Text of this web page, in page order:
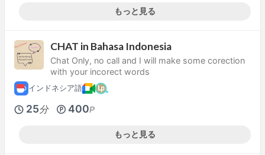
もっと見る
CHAT in Bahasa Indonesia
Chat Only, no call and I will make some corection
with your incorect words
インドネシア語
25分 400P
もっと見る